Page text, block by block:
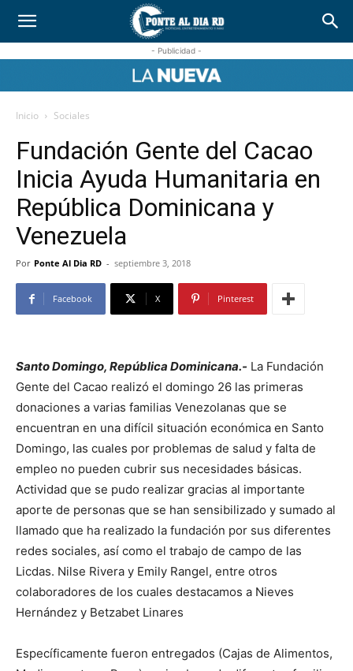
- Publicidad -
Inicio Sociales
Fundación Gente del Cacao
Inicia Ayuda Humanitaria en
República Dominicana y
Venezuela
Por Ponte Al Dia RD - septiembre 3, 2018
Facebook X Pinterest
Santo Domingo, República Dominicana.- La Fundación
Gente del Cacao realizó el domingo 26 las primeras
donaciones a varias familias Venezolanas que se
encuentran en una difícil situación económica en Santo
Domingo, las cuales por problemas de salud y falta de
empleo no pueden cubrir sus necesidades básicas.
Actividad que se pudo realizar gracias al importante
aporte de personas que se han sensibilizado y sumado al
llamado que ha realizado la fundación por sus diferentes
redes sociales, así como el trabajo de campo de las
Licdas. Nilse Rivera y Emily Rangel, entre otros
colaboradores de los cuales destacamos a Nieves
Hernández y Betzabet Linares
Específicamente fueron entregados (Cajas de Alimentos,